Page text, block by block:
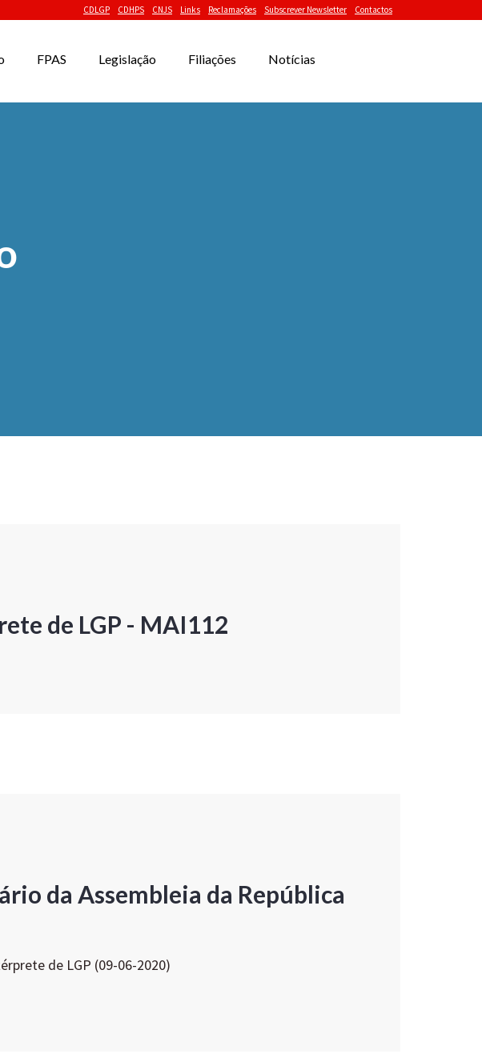
CDLGP CDHPS CNJS Links Reclamações Subscrever Newsletter Contactos
FPAS Legislação Filiações Notícias
de LGP - MAI112
da Assembleia da República
de LGP (09-06-2020)